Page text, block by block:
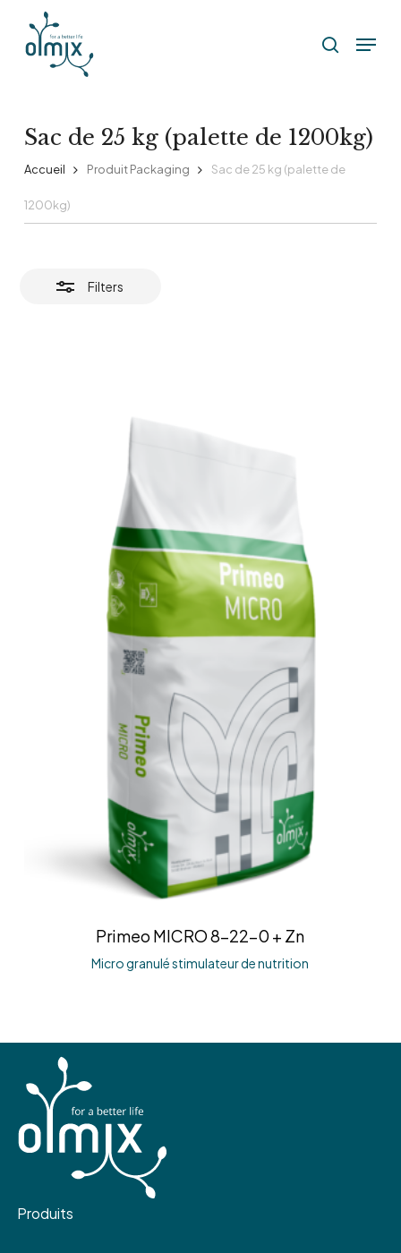
search
Menu
Sac de 25 kg (palette de 1200kg)
Accueil Produit Packaging Sac de 25 kg (palette de
1200kg)
Filters
Close
Filters
Primeo MICRO 8-22-0 + Zn
Micro granulé stimulateur de nutrition
Produits